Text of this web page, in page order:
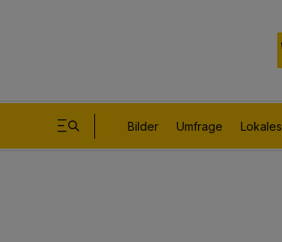
Bilder Umfrage Lokales